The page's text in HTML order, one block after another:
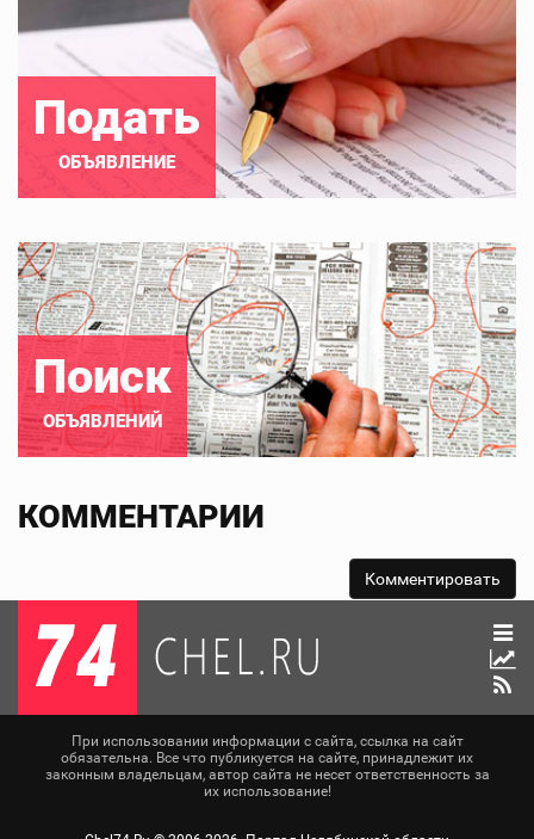
Подать
ОБЪЯВЛЕНИЕ
Поиск
ОБЪЯВЛЕНИЙ
КОММЕНТАРИИ
При использовании информации с сайта, ссылка на сайт
обязательна. Все что публикуется на сайте, принадлежит их
законным владельцам, автор сайта не несет ответственность за
их использование!